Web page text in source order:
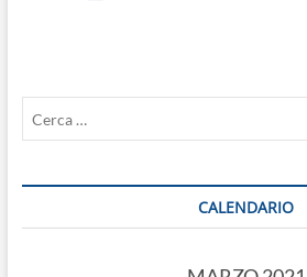
muore
Polizia
CALENDARIO